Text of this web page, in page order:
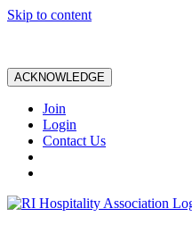
Skip to content
ACKNOWLEDGE
Join
Login
Contact Us